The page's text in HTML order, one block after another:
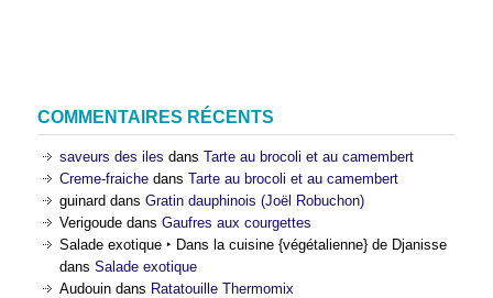
COMMENTAIRES RÉCENTS
saveurs des iles dans Tarte au brocoli et au camembert
Creme-fraiche dans Tarte au brocoli et au camembert
guinard dans Gratin dauphinois (Joël Robuchon)
Verigoude dans Gaufres aux courgettes
Salade exotique ‣ Dans la cuisine {végétalienne} de Djanisse
dans Salade exotique
Audouin dans Ratatouille Thermomix